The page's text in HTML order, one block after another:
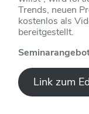
Trends, neuen
kostenlos als
bereitgestellt.
Link zum